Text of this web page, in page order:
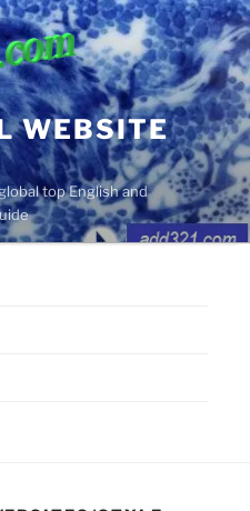
WEBSITE
top English and